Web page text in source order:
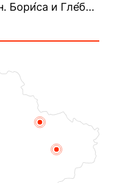
Бори́са и Гле́ба,
Прп....